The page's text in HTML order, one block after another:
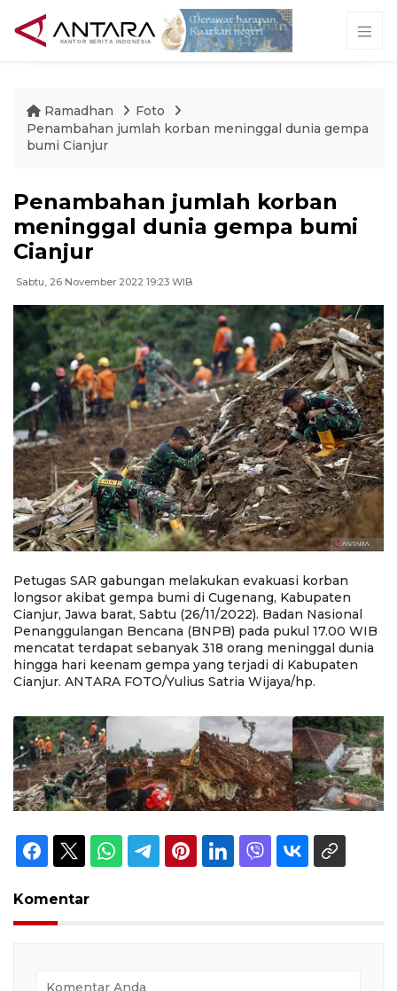
Ramadhan
Foto
Penambahan jumlah korban meninggal dunia gempa
bumi Cianjur
Penambahan jumlah korban
meninggal dunia gempa bumi
Cianjur
Sabtu, 26 November 2022 19:23 WIB
Petugas SAR gabungan melakukan evakuasi korban
longsor akibat gempa bumi di Cugenang, Kabupaten
Cianjur, Jawa barat, Sabtu (26/11/2022). Badan Nasional
Penanggulangan Bencana (BNPB) pada pukul 17.00 WIB
mencatat terdapat sebanyak 318 orang meninggal dunia
hingga hari keenam gempa yang terjadi di Kabupaten
Cianjur. ANTARA FOTO/Yulius Satria Wijaya/hp.
Komentar